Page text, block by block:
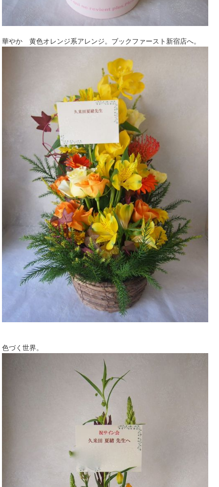
華やか 黄色オレンジ系アレンジ。ブックファースト新宿店へ。
色づく世界。